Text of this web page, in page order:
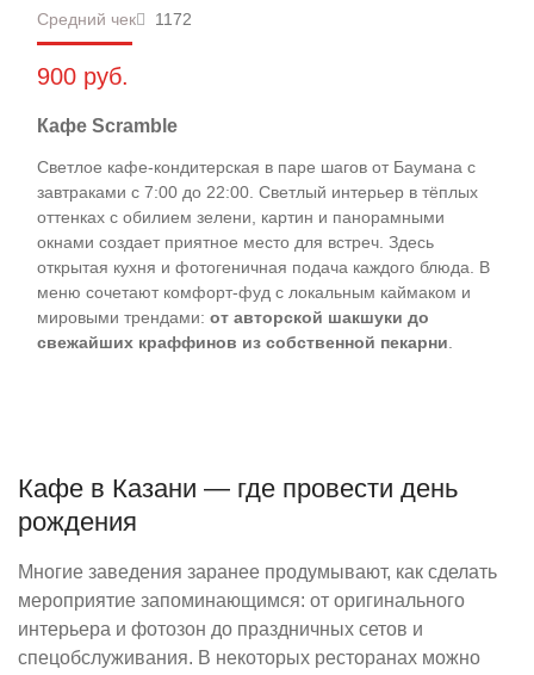
Средний чек 1172
900 руб.
Кафе Scramble
Светлое кафе-кондитерская в паре шагов от Баумана с
завтраками с 7:00 до 22:00. Светлый интерьер в тёплых
оттенках с обилием зелени, картин и панорамными
окнами создает приятное место для встреч. Здесь
открытая кухня и фотогеничная подача каждого блюда. В
меню сочетают комфорт-фуд с локальным каймаком и
мировыми трендами: от авторской шакшуки до
свежайших краффинов из собственной пекарни.
Кафе в Казани — где провести день
рождения
Многие заведения заранее продумывают, как сделать
мероприятие запоминающимся: от оригинального
интерьера и фотозон до праздничных сетов и
спецобслуживания. В некоторых ресторанах можно